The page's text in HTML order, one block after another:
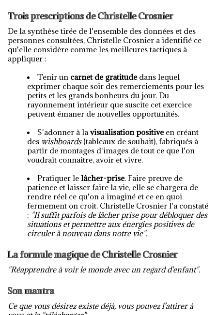
Trois prescriptions de Christelle Crosnier
De la synthèse tirée de l'ensemble des données et des
personnes consultées, Christelle Crosnier a identifié ce
qu'elle considère comme les meilleures tactiques à
appliquer :
Tenir un carnet de gratitude dans lequel
exprimer chaque soir des remerciements pour les
petits et les grands bonheurs du jour. Du
rayonnement intérieur que suscite cet exercice
peuvent émaner de nouvelles opportunités.
S'adonner à lavisualisation positive en créant
des wishboards (tableaux de souhait), fabriqués à
partir de montages d'images de tout ce que l'on
voudrait connaître, avoir et vivre.
Pratiquer le lâcher-prise. Faire preuve de
patience et laisser faire la vie, elle se chargera de
rendre réel ce qu'on a imaginé et ce en quoi
fermement on croit. Christelle Crosnier l'a constaté
: "Il suffit parfois de lâcher prise pour débloquer des
situations et permettre aux énergies positives de
circuler à nouveau dans notre vie".
La formule magique de Christelle Crosnier
"Réapprendre à voir le monde avec un regard d'enfant".
Son mantra
Ce que vous désirez existe déjà, vous pouvez l’attirer à